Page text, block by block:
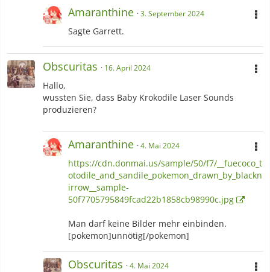
Amaranthine 3. September 2024
Sagte Garrett.
Obscuritas 16. April 2024
Hallo,
wussten Sie, dass Baby Krokodile Laser Sounds
produzieren?
Amaranthine 4. Mai 2024
https://cdn.donmai.us/sample/50/f7/__fuecoco_t
otodile_and_sandile_pokemon_drawn_by_blackn
irrow__sample-
50f7705795849fcad22b1858cb98990c.jpg
Man darf keine Bilder mehr einbinden.
[pokemon]unnötig[/pokemon]
Obscuritas 4. Mai 2024